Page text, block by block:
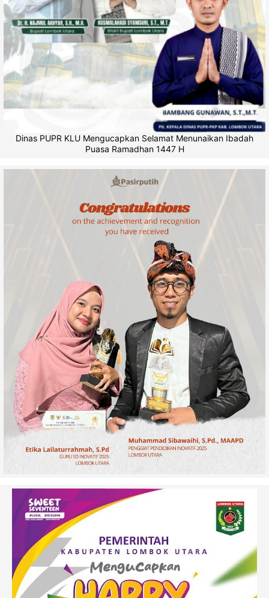
Dinas PUPR KLU Mengucapkan Selamat Menunaikan Ibadah
Puasa Ramadhan 1447 H